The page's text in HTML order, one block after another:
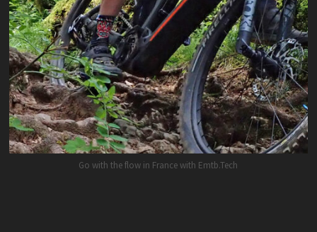
Go with the flow in France with Emtb.Tech